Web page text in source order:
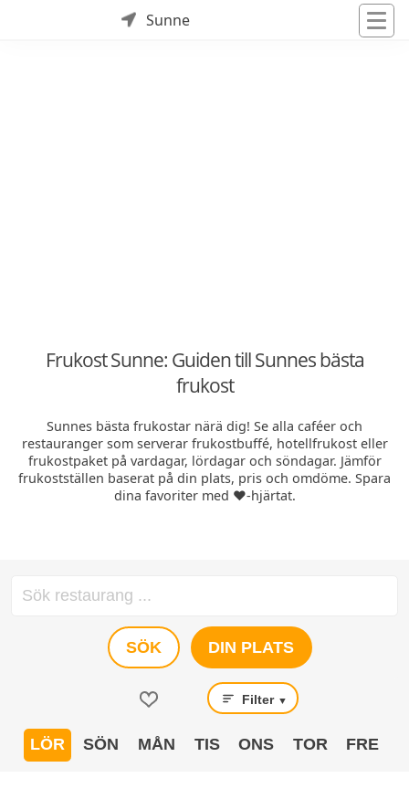
Sunne
Frukost Sunne: Guiden till Sunnes bästa
frukost
Sunnes bästa frukostar närä dig! Se alla caféer och
restauranger som serverar frukostbuffé, hotellfrukost eller
frukostpaket på vardagar, lördagar och söndagar. Jämför
frukostställen baserat på din plats, pris och omdöme. Spara
dina favoriter med ❤️-hjärtat.
SÖK DIN PLATS
Filter ▼
LÖR SÖN MÅN TIS ONS TOR FRE